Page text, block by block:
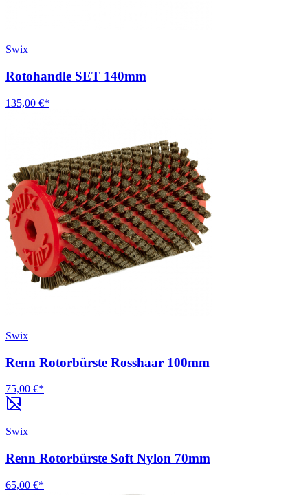
Swix
Rotohandle SET 140mm
135,00 €*
Swix
Renn Rotorbürste Rosshaar 100mm
75,00 €*
Swix
Renn Rotorbürste Soft Nylon 70mm
65,00 €*